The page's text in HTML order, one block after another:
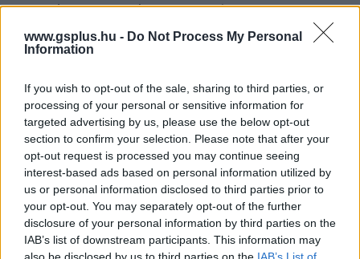
www.gsplus.hu - Do Not Process My Personal
Information
If you wish to opt-out of the sale, sharing to third parties, or
processing of your personal or sensitive information for
targeted advertising by us, please use the below opt-out
section to confirm your selection. Please note that after your
opt-out request is processed you may continue seeing
interest-based ads based on personal information utilized by
us or personal information disclosed to third parties prior to
your opt-out. You may separately opt-out of the further
disclosure of your personal information by third parties on the
IAB’s list of downstream participants. This information may
Lennél a GameStar közösség tagja? Gyere a
GameStar Party/Chat Facebook csoport
ba, dobj fel
témákat, dumálj régi és új GS írókkal, olvasókkal!
Csatlakozom
SMASH by Meló-Diák: Homok, zene és a nyár legjobb
hangulata – Jön a második forduló! (X)
Július végén folytatódik a balatoni strandröplabda-
sorozat.